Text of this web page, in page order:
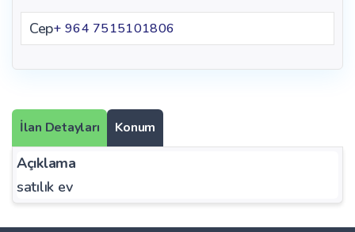
Cep+ 964 7515101806
İlan Detayları Konum
Açıklama
satılık ev